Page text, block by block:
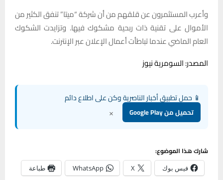
وأعرب المستثمرون عن قلقهم من أن شركة “ميتا” تنفق الكثير من
الأموال على تقنية ذات ربحية مشكوك فيها. وتزايدت الشكوك
العام الماضي عندما تباطأت أعمال الإعلان عبر الإنترنت.
المصدر: السومرية نيوز
📱 حمل تطبيق أخبار الناصرية وكن على اطلاع دائم
تحميل من Google Play ×
شارك هذا الموضوع:
فيس بوك X
WhatsApp طباعة